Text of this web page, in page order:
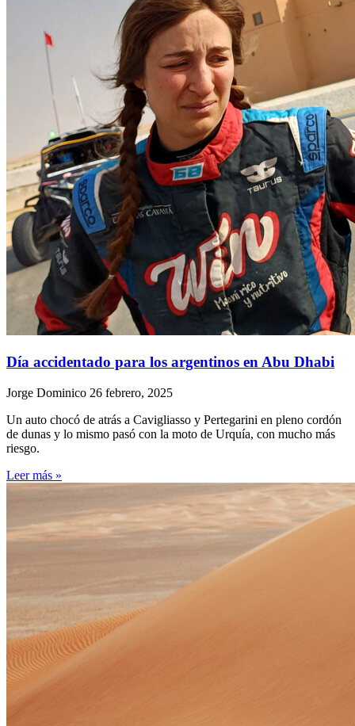
Día accidentado para los argentinos en Abu Dhabi
Jorge Dominico 26 febrero, 2025
Un auto chocó de atrás a Cavigliasso y Pertegarini en pleno cordón
de dunas y lo mismo pasó con la moto de Urquía, con mucho más
riesgo.
Leer más »